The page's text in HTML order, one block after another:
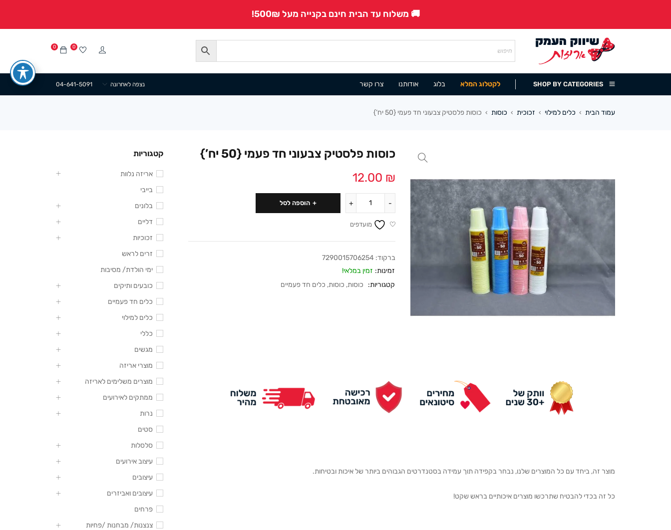
🚚 משלוח עד הבית חינם בקנייה מעל 500₪!
0 0
SHOP BY CATEGORIES לקטלוג המלא בלוג אודותנו צרו קשר 04-641-5091 נצפה לאחרונה
עמוד הבית › כלים למילוי › זכוכית › כוסות › כוסות פלסטיק צבעוני חד פעמי {50 יח’}
כוסות פלסטיק צבעוני חד פעמי {50 יח’}
12.00 ₪
הוספה לסל
מועדפים
ברקוד: 7290015706254
זמינות: זמין במלאי!
קטגוריות:
כוסות, כוסות, כלים חד פעמיים
מוצר זה, ביחד עם כל המוצרים שלנו, נבחר בקפידה תוך עמידה בסטנדרטים הגבוהים ביותר של איכות ובטיחות.
כל זה בכדי להבטיח שתרכשו מוצרים איכותיים בראש שקט!
קטגוריות
אריזה נלוות
בייבי
בלונים
דליים
זכוכיות
זרים לראש
ימי הולדת/ מסיבות
כובעים ותיקים
כלים חד פעמיים
כלים למילוי
כללי
מגשים
מוצרי אריזה
מוצרים משלימים לאריזה
ממתקים לאירועים
נרות
סטים
סלסלות
עיצוב אירועים
עיצובים
עיצובים ואביזרים
פרחים
צנצנות/ מבחנות /פחיות